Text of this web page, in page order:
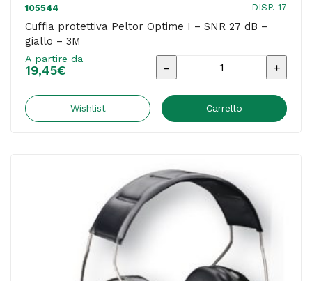
105544 DISP. 17
Cuffia protettiva Peltor Optime I – SNR 27 dB –
giallo – 3M
A partire da
19,45€
Cuffia
Peltor
-
SNR
27
giallo
Wishlist Carrello